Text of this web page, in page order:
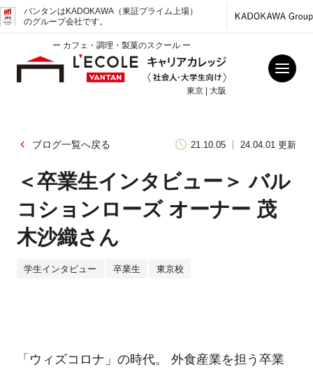
バンタンはKADOKAWA（東証プライム上場）
のグループ会社です。
ー カフェ・調理・製菓のスクール ー
東京 | 大阪
ブログ一覧へ戻る 21.10.05 24.04.01 更新
＜卒業生インタビュー＞ バル
コションローズ オーナー 茂
木沙織さん
学生インタビュー 卒業生 東京校
「ウィズコロナ」の時代。 外食産業を担う卒業